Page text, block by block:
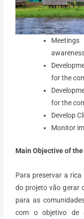
for the
for the
Develop
Monitor
Main Objective of
Para preservar a
do projeto vão gerar
para as
com o objetivo de